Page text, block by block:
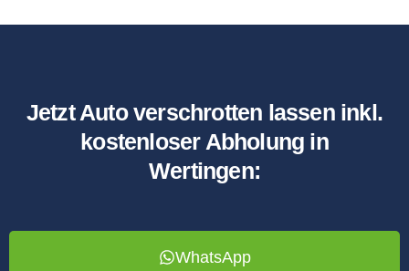
Jetzt Auto verschrotten lassen inkl.
kostenloser Abholung in
Wertingen:
WhatsApp